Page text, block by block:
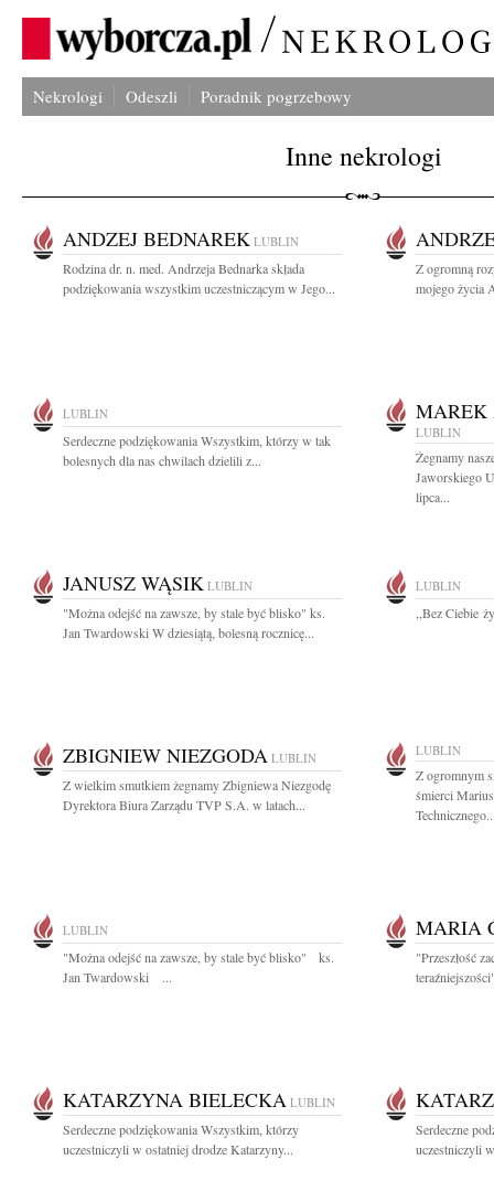
Nekrologi Odeszli Poradnik pogrzebowy
Inne nekrologi
ANDZEJ BEDNAREK LUBLIN
Rodzina dr. n. med. Andrzeja Bednarka składa
podziękowania wszystkim uczestniczącym w Jego...
Z ogromną
mojego życia
LUBLIN
Serdeczne podziękowania Wszystkim, którzy w tak
bolesnych dla nas chwilach dzielili z...
MAREK
LUBLIN
Żegnamy
Jaworskiego
lipca...
JANUSZ WĄSIK LUBLIN
"Można odejść na zawsze, by stale być blisko" ks.
Jan Twardowski W dziesiątą, bolesną rocznicę...
LUBLIN
,,Bez Ciebie
ZBIGNIEW NIEZGODA LUBLIN
Z wielkim smutkiem żegnamy Zbigniewa Niezgodę
Dyrektora Biura Zarządu TVP S.A. w latach...
LUBLIN
Z ogromnym
śmierci
LUBLIN
"Można odejść na zawsze, by stale być blisko" ks.
Jan Twardowski ...
MARIA
"Przeszłość
KATARZYNA BIELECKA LUBLIN
Serdeczne podziękowania Wszystkim, którzy
uczestniczyli w ostatniej drodze Katarzyny...
Serdeczne
uczestniczyli